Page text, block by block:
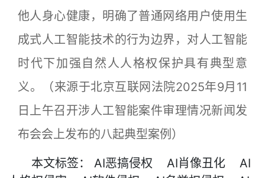
他人身心健康，明确了普通网络用户使用生
成式人工智能技术的行为边界，对人工智能
时代下加强自然人人格权保护具有典型意
义。（来源于北京互联网法院2025年9月11
日上午召开涉人工智能案件审理情况新闻发
布会会上发布的八起典型案例）
本文标签： AI恶搞侵权 AI肖像丑化
AI